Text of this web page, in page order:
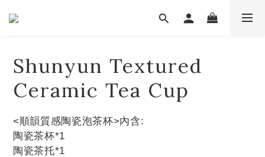
Shunyun Textured
Ceramic Tea Cup
<順韻質感陶瓷泡茶杯>內含:
陶瓷茶杯*1
陶瓷茶托*1